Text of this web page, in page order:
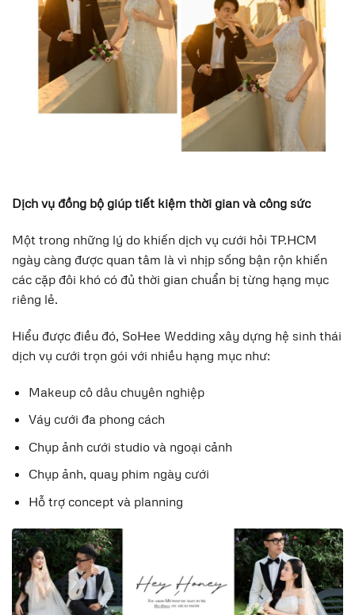
Dịch vụ đồng bộ giúp tiết kiệm thời gian và công sức
Một trong những lý do khiến dịch vụ cưới hỏi TP.HCM
ngày càng được quan tâm là vì nhịp sống bận rộn khiến
các cặp đôi khó có đủ thời gian chuẩn bị từng hạng mục
riêng lẻ.
Hiểu được điều đó, SoHee Wedding xây dựng hệ sinh thái
dịch vụ cưới trọn gói với nhiều hạng mục như:
Makeup cô dâu chuyên nghiệp
Váy cưới đa phong cách
Chụp ảnh cưới studio và ngoại cảnh
Chụp ảnh, quay phim ngày cưới
Hỗ trợ concept và planning